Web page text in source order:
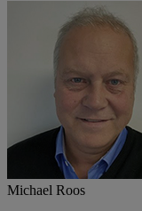
Michael Roos